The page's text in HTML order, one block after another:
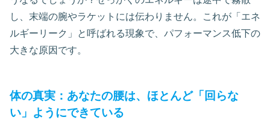
し、末端の腕やラケットには伝わりません。これが「エネ
ルギーリーク」と呼ばれる現象で、パフォーマンス低下の
大きな原因です。
体の真実：あなたの腰は、ほとんど「回らな
い」ようにできている